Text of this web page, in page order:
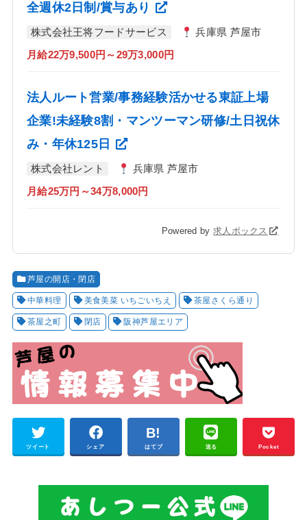
全週休2日制/賞与あり
株式会社王将フードサービス 兵庫県 芦屋市
月給22万9,500円～29万3,000円
法人ルート営業/事務経験活かせる東証上場
企業!未経験8割・マンツーマン研修/土日祝休
み・年休125日
株式会社レント 兵庫県 芦屋市
月給25万円～34万8,000円
Powered by 求人ボックス
芦屋の開店・閉店
中華料理 美食美菜 いちごいちえ 茶屋さくら通り
茶屋之町 閉店 阪神芦屋エリア
ツイート シェア はてブ 送る Pocket